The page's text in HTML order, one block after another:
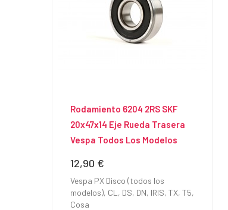
Rodamiento 6204 2RS SKF
20x47x14 Eje Rueda Trasera
Vespa Todos Los Modelos
Precio
12,90 €
Vespa PX Disco (todos los
modelos), CL, DS, DN, IRIS, TX, T5,
Cosa